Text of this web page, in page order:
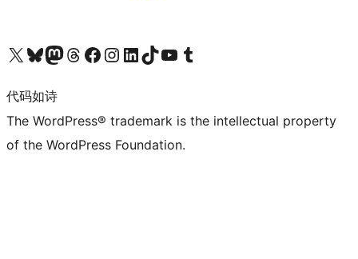
关注我们的 X（原 Twitter）账号访问我们的 Bluesky 账号关注我们的 Mastodon 账号访问我们的 Threads 账号 访问我们的 Facebook 公共主页关注我们的 Instagram 账号 关注我们的 LinkedIn 主页访问我们的 TikTok 账号访问我们的 YouTube 频道 访问我们的 Tumblr 账号
代码如诗
The WordPress® trademark is the intellectual property
of the WordPress Foundation.